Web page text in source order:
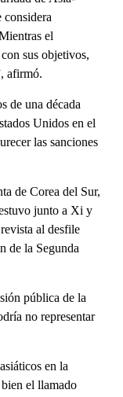
considera
el
sus objetivos,
afirmó.
de una década
Unidos en el
las sanciones
de Corea del Sur,
junto a Xi y
al desfile
de la Segunda
pública de la
no representar
en la
el llamado